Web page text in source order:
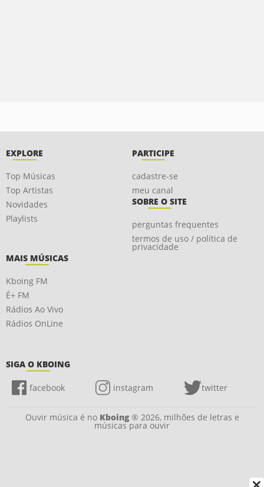
EXPLORE
Top Músicas
Top Artistas
Novidades
Playlists
PARTICIPE
cadastre-se
meu canal
SOBRE O SITE
perguntas frequentes
termos de uso / política de
privacidade
MAIS MÚSICAS
Kboing FM
É+ FM
Rádios Ao Vivo
Rádios OnLine
SIGA O KBOING
facebook instagram twitter
Ouvir música é no Kboing® 2026, milhões de letras e
músicas para ouvir